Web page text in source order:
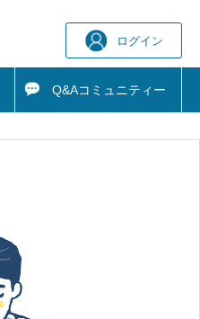
ログイン
Q&Aコミュニティー